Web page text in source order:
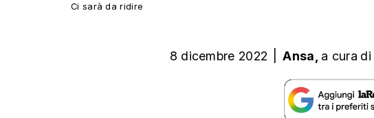
Ci sarà da ridire
8 dicembre 2022 Ansa, a cura di